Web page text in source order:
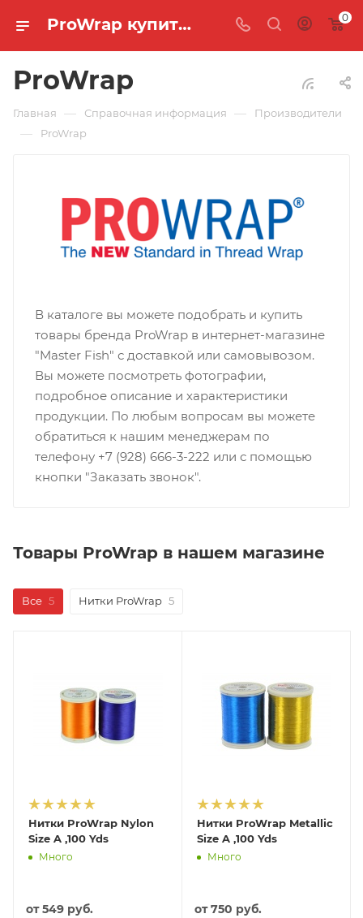
ProWrap купить, цены в интернет магазине - Master Fish 0
ProWrap
Главная — Справочная информация — Производители
— ProWrap
В каталоге вы можете подобрать и купить
товары бренда ProWrap в интернет-магазине
"Master Fish" с доставкой или самовывозом.
Вы можете посмотреть фотографии,
подробное описание и характеристики
продукции. По любым вопросам вы можете
обратиться к нашим менеджерам по
телефону +7 (928) 666-3-222 или с помощью
кнопки "Заказать звонок".
Товары ProWrap в нашем магазине
Все 5 Нитки ProWrap 5
Нитки ProWrap Nylon
Size A ,100 Yds
Много
от549 руб.
Нитки ProWrap Metallic
Size A ,100 Yds
Много
от750 руб.